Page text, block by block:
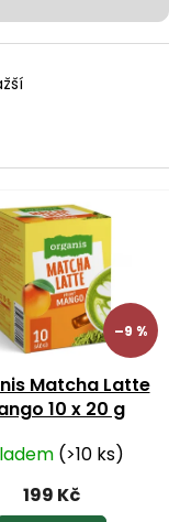
–9 %
Matcha Latte
10 x 20 g
(>10 ks)
199 Kč